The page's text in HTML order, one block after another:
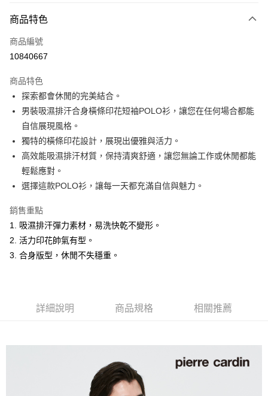
信用卡一次付款
超商取貨付款
Apple Pay
悠遊付
Google Pay
ATM付款
運送方式
全家取貨付款
每筆NT$60，滿NT$1,200(含以上)免運費
付款後全家取貨
每筆NT$60，滿NT$1,200(含以上)免運費
每筆NT$60，滿NT$1,200(含以上)免運費
商品特色
商品編號
10840667
商品特色
探索都會休閒的完美結合。
男裝吸濕排汗合身橫條印花短袖POLO衫，讓您在任何場合都能
自信展現風格。
獨特的橫條印花設計，展現出優雅與活力。
高效能吸濕排汗材質，保持清爽舒適，讓您無論工作或休閒都能
輕鬆應對。
選擇這款POLO衫，讓每一天都充滿自信與魅力。
銷售重點
1. 吸濕排汗彈力素材，易洗快乾不變形。
2. 活力印花帥氣有型。
3. 合身版型，休閒不失穩重。
詳細說明 商品規格 相關推薦